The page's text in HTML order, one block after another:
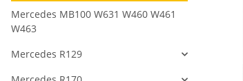
Mercedes MB100 W631 W460 W461
W463
Mercedes R129